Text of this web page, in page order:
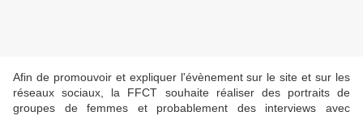
Afin de promouvoir et expliquer l'évènement sur le site et sur les
réseaux sociaux, la FFCT souhaite réaliser des portraits de
groupes de femmes et probablement des interviews avec